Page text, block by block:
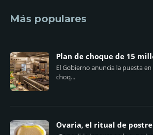
Más populares
Plan de choque de 15
El Gobierno anuncia la puesta
choq...
Ovaria, el ritual de postre